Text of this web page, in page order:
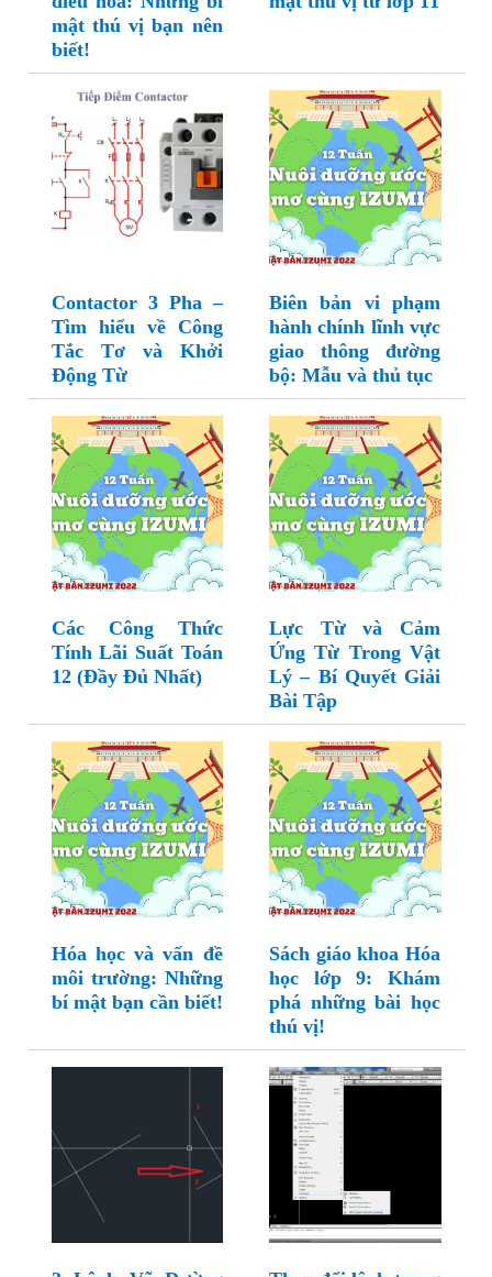
mật thú vị bạn nên
biết!
Contactor 3 Pha –
Tìm hiểu về Công
Tắc Tơ và Khởi
Động Từ
Biên bản vi phạm
hành chính lĩnh vực
giao thông đường
bộ: Mẫu và thủ tục
Các Công Thức
Tính Lãi Suất Toán
12 (Đầy Đủ Nhất)
Lực Từ và Cảm
Ứng Từ Trong Vật
Lý – Bí Quyết Giải
Bài Tập
Hóa học và vấn đề
môi trường: Những
bí mật bạn cần biết!
Sách giáo khoa Hóa
học lớp 9: Khám
phá những bài học
thú vị!